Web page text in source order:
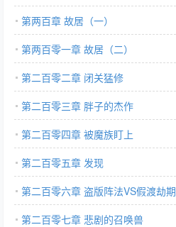
第两百章 故居（一）
第两百零一章 故居（二）
第二百零二章 闭关猛修
第二百零三章 胖子的杰作
第二百零四章 被魔族盯上
第二百零五章 发现
第二百零六章 盗版阵法VS假渡劫期
第二百零七章 悲剧的召唤兽